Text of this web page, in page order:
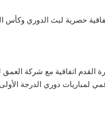
حصرية لبث الدوري وكأس
القدم اتفاقية مع شركة العمق
لمباريات دوري الدرجة الأولى